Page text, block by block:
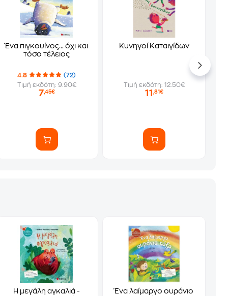
Ένα πιγκουίνος... όχι και
τόσο τέλειος
4.8
(72)
Τιμή εκδότη: 9.90€
7,45€
Κυνηγοί Καταιγίδων
Τιμή εκδότη: 12.50€
11 ,81€
Η μεγάλη αγκαλιά -
Ένα λαίμαργο ουράνιο